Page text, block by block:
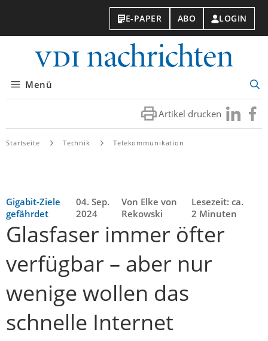
E-PAPER ABO LOGIN
Menü
Artikel drucken Besuchen
Sie
Sie
Startseite Technik Telekommunikation
Gigabit-Ziele
gefährdet
04. Sep.
2024
Von Elke von
Rekowski
Lesezeit: ca.
2 Minuten
Glasfaser immer öfter
verfügbar – aber nur
wenige wollen das
schnelle Internet